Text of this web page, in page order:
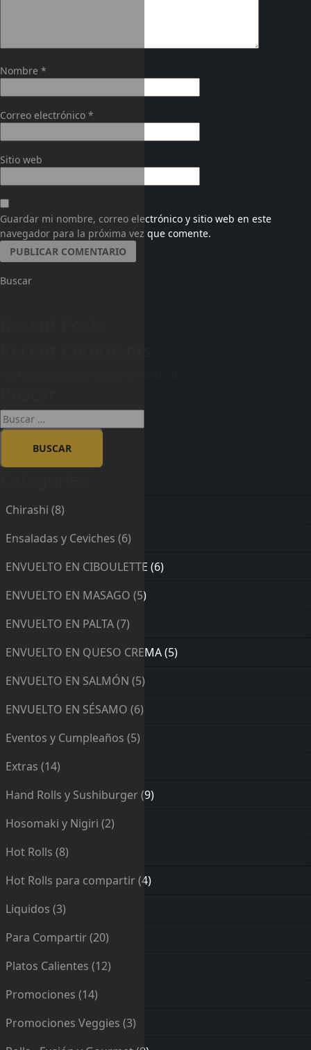
Nombre *
Correo electrónico *
Sitio web
Guardar mi nombre, correo electrónico y sitio web en este
navegador para la próxima vez que comente.
Buscar
Chirashi (8)
Ensaladas y Ceviches (6)
ENVUELTO EN CIBOULETTE (6)
ENVUELTO EN MASAGO (5)
ENVUELTO EN PALTA(7)
ENVUELTO EN QUESO CREMA(5)
ENVUELTO EN SALMÓN (5)
ENVUELTO EN SÉSAMO (6)
Eventos y Cumpleaños (5)
Extras (14)
Hand Rolls y Sushiburger(9)
Hosomaki y Nigiri (2)
Hot Rolls (8)
Hot Rolls para compartir(4)
Liquidos (3)
Para Compartir(20)
Platos Calientes (12)
Promociones (14)
Promociones Veggies (3)